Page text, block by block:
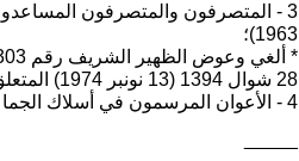
3 - المتصرفون والمتصرفون المساعدون بوزارة الداخلية الجارية عليهم مقتضيات الظهير الشريف رقم
1963)؛
* ألغي وعوض الظهير الشريف رقم 303-58-1 بالظهير الشريف بمثابة قانون رقم
28 شوال 1394 (13 نونبر 1974) المتعلق بنفس الموضوع. أنظر هذا النص بتاريخه ؛
4 - الأعوان المرسمون في أسلاك الجماعات.